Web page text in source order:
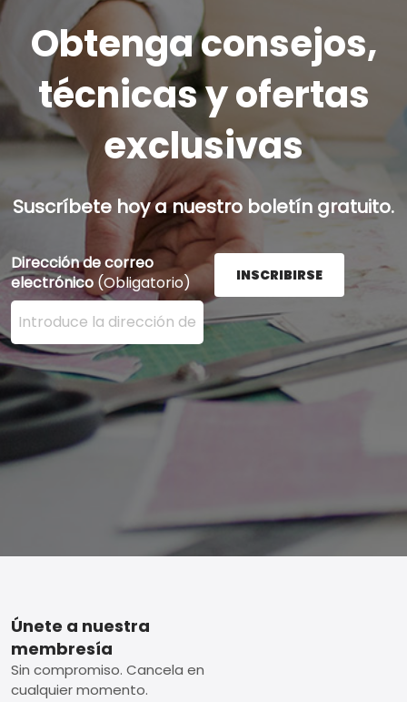
Obtenga consejos,
técnicas y ofertas
exclusivas
Suscríbete hoy a nuestro boletín gratuito.
Dirección de correo
electrónico (Obligatorio)
Ingrese su dirección de correo electrónico aquí y
INSCRIBIRSE
Footer
Únete a nuestra
membresía
Sin compromiso. Cancela en
cualquier momento.